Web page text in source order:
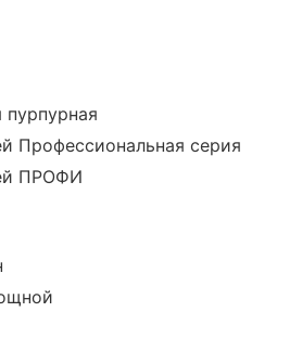
пурпурная
Профессиональная серия
ПРОФИ